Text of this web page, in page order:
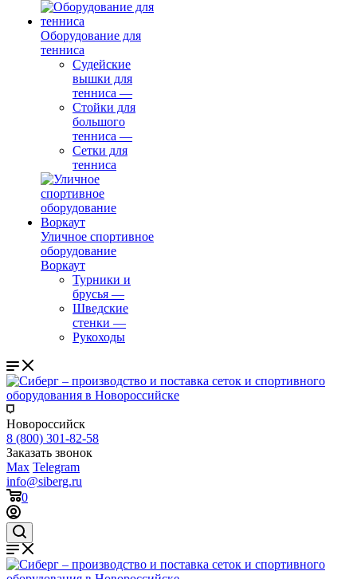
Оборудование для
тенниса
Судейские
вышки для
тенниса —
Стойки для
большого
тенниса —
Сетки для
тенниса
Уличное спортивное
оборудование
Воркаут
Турники и
брусья —
Шведские
стенки —
Рукоходы
Новороссийск
8 (800) 301-82-58
Заказать звонок
Max Telegram
info@siberg.ru
0